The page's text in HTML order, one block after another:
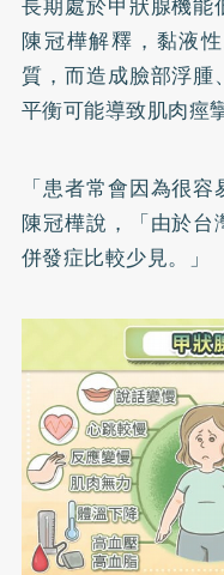
陳冠樺解釋，黏液
質，而造成臉部浮
平衡可能導致肌肉痙
「患者常會因為很
陳冠樺說，「由於
併發症比較少見。」